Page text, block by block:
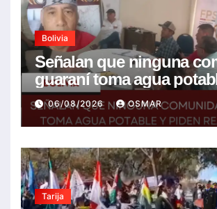
Bolivia
Señalan que ninguna
guaraní toma agua
piden realizar un Foro
resolver la problemática
06/08/2026 OSMAR
Tarija